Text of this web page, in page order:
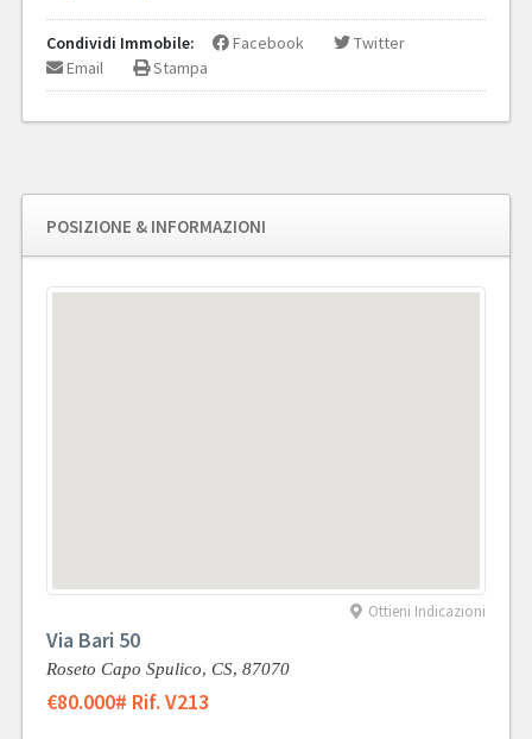
Condividi Immobile: Facebook
Twitter
Email
Stampa
POSIZIONE & INFORMAZIONI
Ottieni Indicazioni
Via Bari 50
Roseto Capo Spulico, CS, 87070
€80.000# Rif. V213